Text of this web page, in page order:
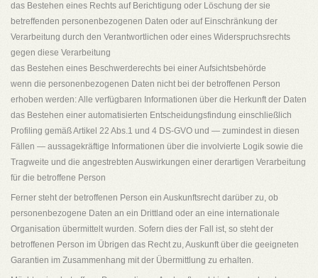
das Bestehen eines Rechts auf Berichtigung oder Löschung der sie
betreffenden personenbezogenen Daten oder auf Einschränkung der
Verarbeitung durch den Verantwortlichen oder eines Widerspruchsrechts
gegen diese Verarbeitung
das Bestehen eines Beschwerderechts bei einer Aufsichtsbehörde
wenn die personenbezogenen Daten nicht bei der betroffenen Person
erhoben werden: Alle verfügbaren Informationen über die Herkunft der Daten
das Bestehen einer automatisierten Entscheidungsfindung einschließlich
Profiling gemäß Artikel 22 Abs.1 und 4 DS-GVO und — zumindest in diesen
Fällen — aussagekräftige Informationen über die involvierte Logik sowie die
Tragweite und die angestrebten Auswirkungen einer derartigen Verarbeitung
für die betroffene Person
Ferner steht der betroffenen Person ein Auskunftsrecht darüber zu, ob
personenbezogene Daten an ein Drittland oder an eine internationale
Organisation übermittelt wurden. Sofern dies der Fall ist, so steht der
betroffenen Person im Übrigen das Recht zu, Auskunft über die geeigneten
Garantien im Zusammenhang mit der Übermittlung zu erhalten.